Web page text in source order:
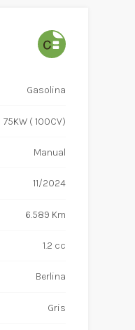
Gasolina
75KW ( 100CV)
Manual
11/2024
6.589 Km
1.2 cc
Berlina
Gris